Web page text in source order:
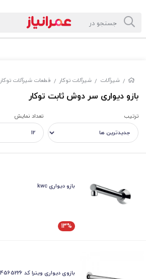
/ شیرآلات / شیرآلات توکار / قطعات شیرآلات توکار
بازو دیواری سر دوش ثابت توکار
ترتیب تعداد نمایش
بازو دیواری kwc
13%
بازوی دیواری ویترا کد A4565226